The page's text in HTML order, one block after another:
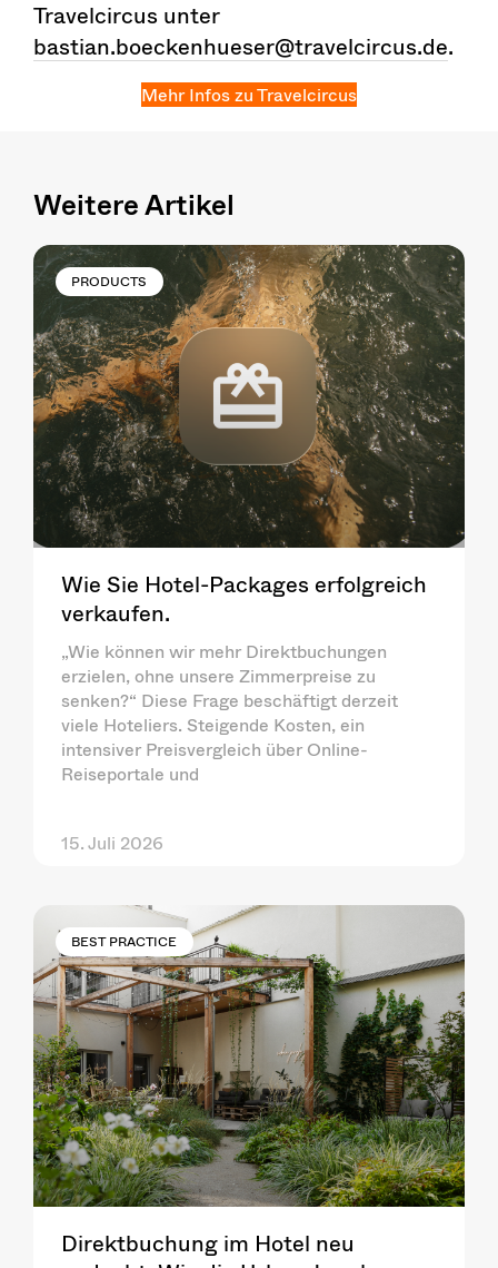
Travelcircus unter
bastian.boeckenhueser@travelcircus.de.
Mehr Infos zu Travelcircus
Weitere Artikel
PRODUCTS
Wie Sie Hotel-Packages erfolgreich
verkaufen.
„Wie können wir mehr Direktbuchungen
erzielen, ohne unsere Zimmerpreise zu
senken?“ Diese Frage beschäftigt derzeit
viele Hoteliers. Steigende Kosten, ein
intensiver Preisvergleich über Online-
Reiseportale und
15. Juli 2026
BEST PRACTICE
Direktbuchung im Hotel neu